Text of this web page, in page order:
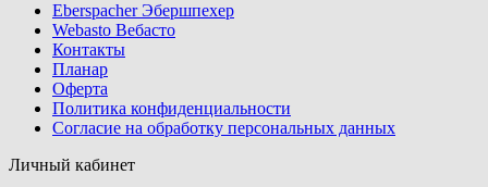
Eberspacher Эбершпехер
Webasto Вебасто
Контакты
Планар
Оферта
Политика конфиденциальности
Согласие на обработку персональных данных
Личный кабинет